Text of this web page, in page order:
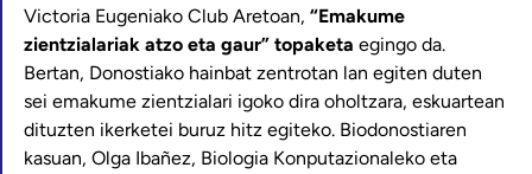
Victoria Eugeniako Club Aretoan, “Emakume
zientzialariak atzo eta gaur” topaketa egingo da.
Bertan, Donostiako hainbat zentrotan lan egiten duten
sei emakume zientzialari igoko dira oholtzara, eskuartean
dituzten ikerketei buruz hitz egiteko. Biodonostiaren
kasuan, Olga Ibañez, Biologia Konputazionaleko eta